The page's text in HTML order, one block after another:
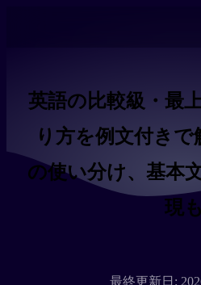
英語の比較級・最
り方を例文付きで
の使い分け、基本
現も
最終更新日: